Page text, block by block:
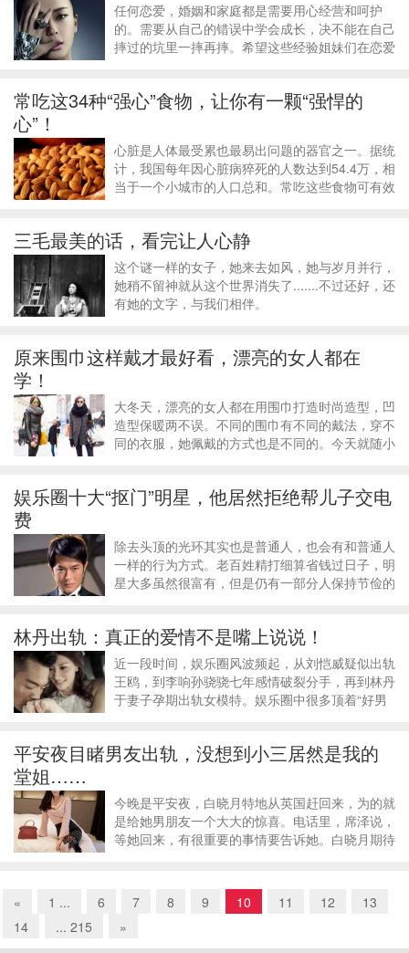
​任何恋爱，婚姻和家庭都是需要用心经营和呵护
的。需要从自己的错误中学会成长，决不能在自己
摔过的坑里一摔再摔。希望这些经验姐妹们在恋爱
个人都能收获属于自己的幸福！
常吃这34种“强心”食物，让你有一颗“强悍的
心”！
心脏是人体最受累也最易出问题的器官之一。据统
计，我国每年因心脏病猝死的人数达到54.4万，相
当于一个小城市的人口总和。常吃这些食物可有效
险。番茄：丰富的番茄红素对心血管具有保
三毛最美的话，看完让人心静
这个谜一样的女子，她来去如风，她与岁月并行，
她稍不留神就从这个世界消失了.......不过还好，还
有她的文字，与我们相伴。
原来围巾这样戴才最好看，漂亮的女人都在
学！
大冬天，漂亮的女人都在用围巾打造时尚造型，凹
造型保暖两不误。不同的围巾有不同的戴法，穿不
同的衣服，她佩戴的方式也是不同的。今天就随小
常简单的方式，无论围巾多长，穿短上衣
娱乐圈十大“抠门”明星，他居然拒绝帮儿子交电
费
除去头顶的光环其实也是普通人，也会有和普通人
一样的行为方式。老百姓精打细算省钱过日子，明
星大多虽然很富有，但是仍有一部分人保持节俭的
天乐古天乐给粉丝发红包，里面装的不
林丹出轨：真正的爱情不是嘴上说说！
近一段时间，娱乐圈风波频起，从刘恺威疑似出轨
王鸥，到李响孙骁骁七年感情破裂分手，再到林丹
于妻子孕期出轨女模特。娱乐圈中很多顶着“好男
最终都分道扬镳，各自天涯了。大家不禁
平安夜目睹男友出轨，没想到小三居然是我的
堂姐……
今晚是平安夜，白晓月特地从英国赶回来，为的就
是给她男朋友一个大大的惊喜。电话里，席泽说，
等她回来，有很重要的事情要告诉她。白晓月期待
口，精致的包装袋里，有她亲自给席泽织的
« 1 ... 6 7 8 9 10 11 12
13
14
... 215 »